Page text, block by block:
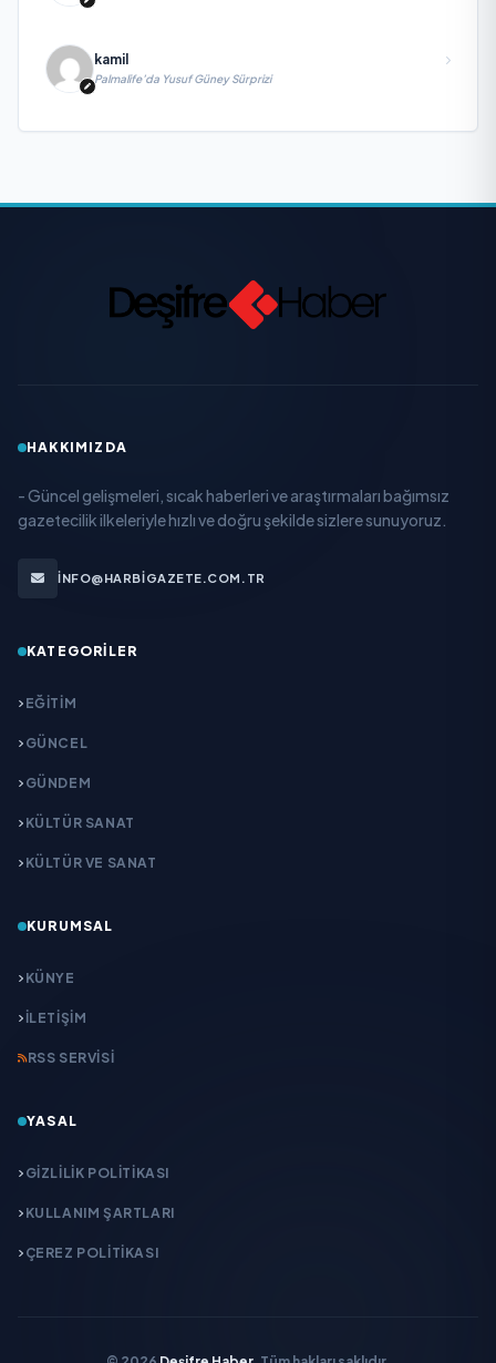
kamil
Palmalife’da Yusuf Güney Sürprizi
HAKKIMIZDA
- Güncel gelişmeleri, sıcak haberleri ve araştırmaları bağımsız
gazetecilik ilkeleriyle hızlı ve doğru şekilde sizlere sunuyoruz.
INFO@HARBIGAZETE.COM.TR
KATEGORILER
EĞITIM
GÜNCEL
GÜNDEM
KÜLTÜR SANAT
KÜLTÜR VE SANAT
KURUMSAL
KÜNYE
İLETIŞIM
RSS SERVISI
YASAL
GIZLILIK POLITIKASI
KULLANIM ŞARTLARI
ÇEREZ POLITIKASI